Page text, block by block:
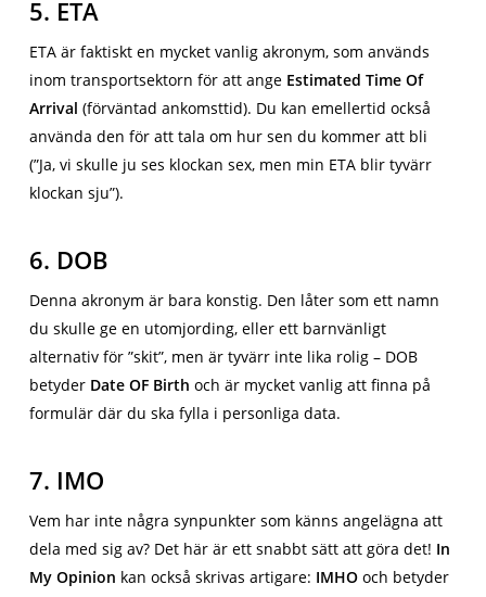
5. ETA
ETA är faktiskt en mycket vanlig akronym, som används
inom transportsektorn för att ange Estimated Time Of
Arrival (förväntad ankomsttid). Du kan emellertid också
använda den för att tala om hur sen du kommer att bli
(”Ja, vi skulle ju ses klockan sex, men min ETA blir tyvärr
klockan sju”).
6. DOB
Denna akronym är bara konstig. Den låter som ett namn
du skulle ge en utomjording, eller ett barnvänligt
alternativ för ”skit”, men är tyvärr inte lika rolig – DOB
betyder Date OF Birth och är mycket vanlig att finna på
formulär där du ska fylla i personliga data.
7. IMO
Vem har inte några synpunkter som känns angelägna att
dela med sig av? Det här är ett snabbt sätt att göra det! In
My Opinion kan också skrivas artigare: IMHOoch betyder